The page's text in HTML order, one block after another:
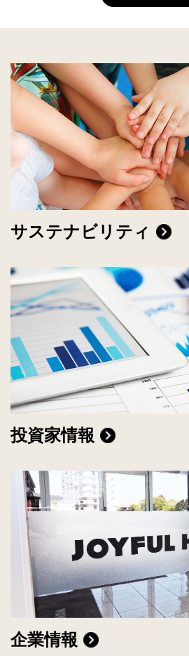
サステナビリティ
投資家情報
企業情報